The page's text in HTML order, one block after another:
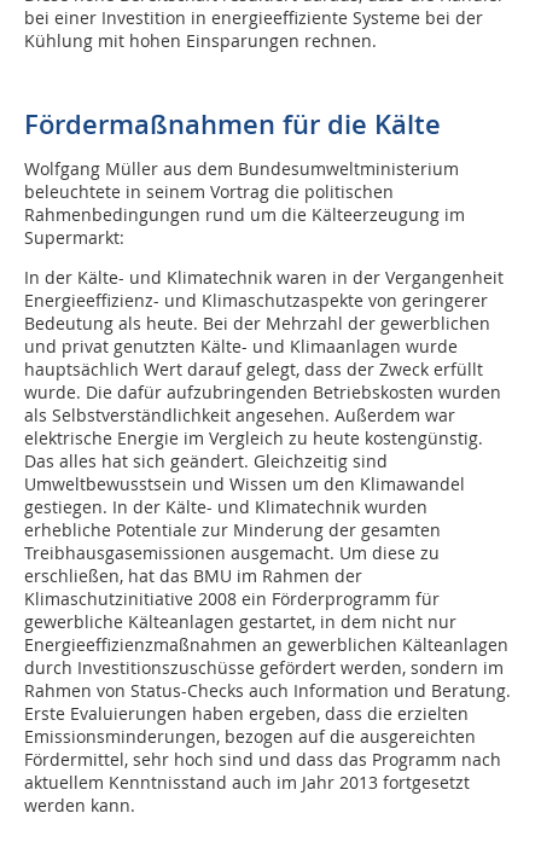
bei einer Investition in energieeffiziente Systeme bei der
Kühlung mit hohen Einsparungen rechnen.
Fördermaßnahmen für die Kälte
Wolfgang Müller aus dem Bundesumweltministerium
beleuchtete in seinem Vortrag die politischen
Rahmenbedingungen rund um die Kälteerzeugung im
Supermarkt:
In der Kälte- und Klimatechnik waren in der Vergangenheit
Energieeffizienz- und Klimaschutzaspekte von geringerer
Bedeutung als heute. Bei der Mehrzahl der gewerblichen
und privat genutzten Kälte- und Klimaanlagen wurde
hauptsächlich Wert darauf gelegt, dass der Zweck erfüllt
wurde. Die dafür aufzubringenden Betriebskosten wurden
als Selbstverständlichkeit angesehen. Außerdem war
elektrische Energie im Vergleich zu heute kostengünstig.
Das alles hat sich geändert. Gleichzeitig sind
Umweltbewusstsein und Wissen um den Klimawandel
gestiegen. In der Kälte- und Klimatechnik wurden
erhebliche Potentiale zur Minderung der gesamten
Treibhausgasemissionen ausgemacht. Um diese zu
erschließen, hat das BMU im Rahmen der
Klimaschutzinitiative 2008 ein Förderprogramm für
gewerbliche Kälteanlagen gestartet, in dem nicht nur
Energieeffizienzmaßnahmen an gewerblichen Kälteanlagen
durch Investitionszuschüsse gefördert werden, sondern im
Rahmen von Status-Checks auch Information und Beratung.
Erste Evaluierungen haben ergeben, dass die erzielten
Emissionsminderungen, bezogen auf die ausgereichten
Fördermittel, sehr hoch sind und dass das Programm nach
aktuellem Kenntnisstand auch im Jahr 2013 fortgesetzt
werden kann.